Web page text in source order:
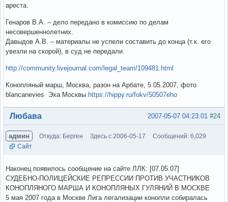
ареста.
Генаров В.А. – дело передано в комиссию по делам
несовершеннолетних.
Давыдов А.В. – материалы не успели составить до конца (т.к. его
увезли на скорой), в суд не передали.
http://community.livejournal.com/legal_team/109481.html
Конопляный марш, Москва, разон на Арбате, 5.05.2007, фото
blancanevies Эха Москвы https://hippy.ru/fokv/50507eho
Вне форума #24
2007-05-07 04:23:01
Любава
админ Откуда: Берген Здесь с 2006-05-17
Сообщений: 6,029
Сайт
Наконец появилось сообщение на сайте ЛЛК: [07.05.07]
СУДЕБНО-ПОЛИЦЕЙСКИЕ РЕПРЕССИИ ПРОТИВ УЧАСТНИКОВ
КОНОПЛЯНОГО МАРША И КОНОПЛЯНЫХ ГУЛЯНИЙ В МОСКВЕ
5 мая 2007 года в Москве Лига легализации конопли собиралась